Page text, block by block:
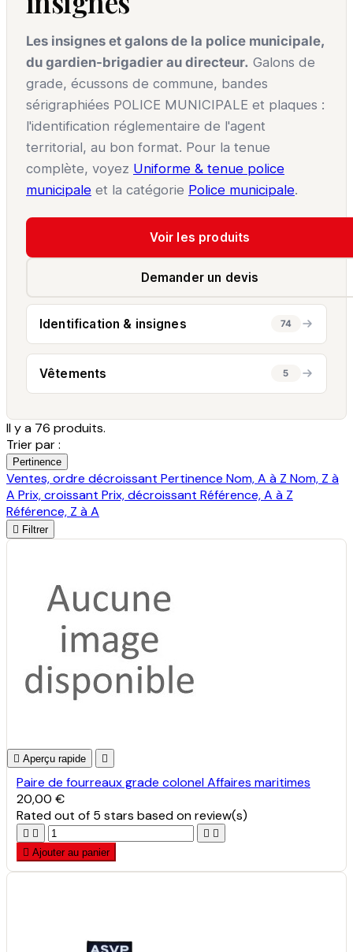
Les insignes et galons de la police municipale,
du gardien-brigadier au directeur. Galons de
grade, écussons de commune, bandes
sérigraphiées POLICE MUNICIPALE et plaques :
l'identification réglementaire de l'agent
territorial, au bon format. Pour la tenue
complète, voyez Uniforme & tenue police
municipale et la catégorie Police municipale.
Voir les produits
Demander un devis
Identification & insignes 74
Vêtements 5
Il y a 76 produits.
Trier par :
Pertinence
Ventes, ordre décroissant Pertinence Nom, A à Z Nom, Z à
A Prix, croissant Prix, décroissant Référence, A à Z
Référence, Z à A
 Filtrer
 Aperçu rapide 
Paire de fourreaux grade colonel Affaires maritimes
20,00 €
Ratedout of 5 stars based onreview(s)
   
 Ajouter au panier